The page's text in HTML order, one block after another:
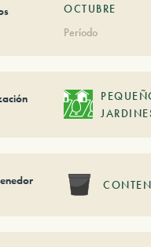
OCTUBRE
Período